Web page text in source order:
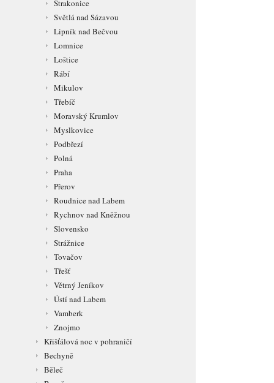
Strakonice
Světlá nad Sázavou
Lipník nad Bečvou
Lomnice
Loštice
Rábí
Mikulov
Třebíč
Moravský Krumlov
Myslkovice
Podbřezí
Polná
Praha
Přerov
Roudnice nad Labem
Rychnov nad Kněžnou
Slovensko
Strážnice
Tovačov
Třešť
Větrný Jeníkov
Ústí nad Labem
Vamberk
Znojmo
Křišťálová noc v pohraničí
Bechyně
Běleč